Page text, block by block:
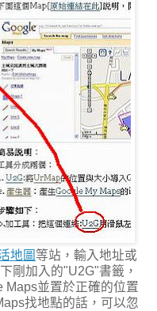
地圖 等站，輸入地址或
剛加入的"U2G"書籤，
Maps並置於正確的位置
找地點的話，可以忽